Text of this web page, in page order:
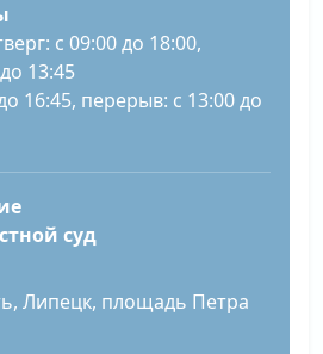
с 09:00 до 18:00,
13:45
16:45, перерыв: с 13:00 до
суд
Липецк, площадь Петра